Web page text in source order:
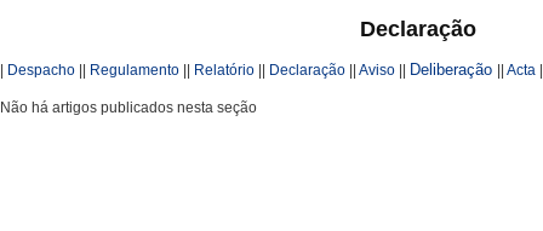
Declaração
| Despacho || Regulamento || Relatório || Declaração || Aviso || Deliberação || Acta
Não há artigos publicados nesta seção